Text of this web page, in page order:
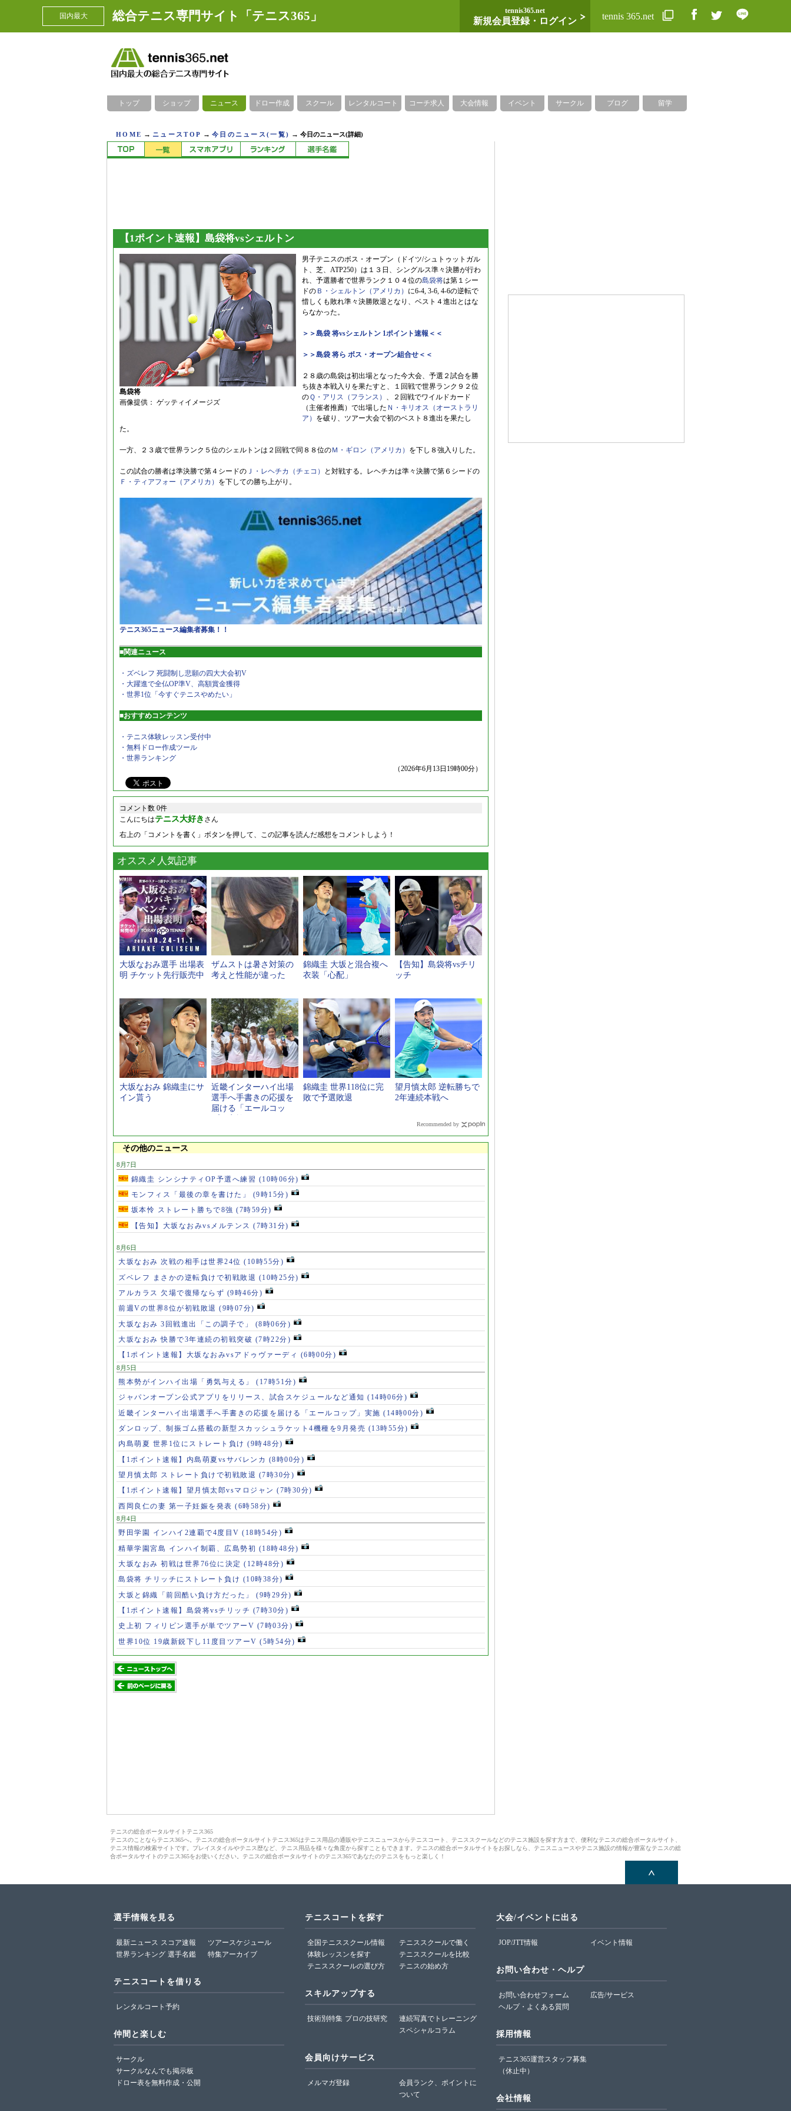
国内最大 総合テニス専門サイト「テニス365」 tennis365.net
新規会員登録・ログイン tennis 365.net
トップ ショップ ニュース ドロー作成 スクール レンタルコート コーチ求人 大会情報 イベント サークル ブログ 留学
HOME → ニュースTOP →今日のニュース(一覧) →今日のニュース(詳細)
【1ポイント速報】島袋将vsシェルトン
島袋将
画像提供： ゲッティイメージズ
男子テニスのボス・オープン（ドイツ/シュトゥットガル
ト、芝、ATP250）は１３日、シングルス準々決勝が行わ
れ、予選勝者で世界ランク１０４位の島袋将は第１シー
ドの Ｂ・シェルトン（アメリカ） に6-4, 3-6, 4-6の逆転で
惜しくも敗れ準々決勝敗退となり、ベスト４進出とはな
らなかった。
＞＞島袋 将vsシェルトン 1ポイント速報＜＜
＞＞島袋 将ら ボス・オープン組合せ＜＜
２８歳の島袋は初出場となった今大会、予選２試合を勝
ち抜き本戦入りを果たすと、１回戦で世界ランク９２位
のＱ・アリス（フランス） 、２回戦でワイルドカード
（主催者推薦）で出場した Ｎ・キリオス（オーストラリ
ア） を破り、ツアー大会で初のベスト８進出を果たし
た。
一方、２３歳で世界ランク５位のシェルトンは２回戦で同８８位のＭ・ギロン（アメリカ） を下し８強入りした。
この試合の勝者は準決勝で第４シードの Ｊ・レヘチカ（チェコ）
と対戦する。レヘチカは準々決勝で第６シードの
Ｆ・ティアフォー（アメリカ） を下しての勝ち上がり。
テニス365ニュース編集者募集！！
■関連ニュース
・ズベレフ 死闘制し悲願の四大大会初V
・大躍進で全仏OP準V、高額賞金獲得
・世界1位「今すぐテニスやめたい」
■おすすめコンテンツ
・テニス体験レッスン受付中
・無料ドロー作成ツール
・世界ランキング
（2026年6月13日19時00分）
コメント数 0件
こんにちはテニス大好き さん
右上の「コメントを書く」ボタンを押して、この記事を読んだ感想をコメントしよう！
オススメ人気記事
大坂なおみ選手 出場表
明 チケット先行販売中
ザムストは暑さ対策の
考えと性能が違った
錦織圭 大坂と混合複へ
衣装「心配」
【告知】島袋将vsチリ
ッチ
大坂なおみ 錦織圭にサ
イン貰う
近畿インターハイ出場
選手へ手書きの応援を
届ける「エールコッ
錦織圭 世界118位に完
敗で予選敗退
望月慎太郎 逆転勝ちで
2年連続本戦へ
Recommended by
その他のニュース
8月7日
錦織圭 シンシナティOP予選へ練習 (10時06分)
モンフィス「最後の章を書けた」 (9時15分)
坂本怜 ストレート勝ちで8強 (7時59分)
【告知】大坂なおみvsメルテンス (7時31分)
8月6日
大坂なおみ 次戦の相手は世界24位 (10時55分)
ズベレフ まさかの逆転負けで初戦敗退 (10時25分)
アルカラス 欠場で復帰ならず (9時46分)
前週Vの世界8位が初戦敗退 (9時07分)
大坂なおみ 3回戦進出「この調子で」 (8時06分)
大坂なおみ 快勝で3年連続の初戦突破 (7時22分)
【1ポイント速報】大坂なおみvsアドゥヴァーディ (6時00分)
8月5日
熊本勢がインハイ出場「勇気与える」 (17時51分)
ジャパンオープン公式アプリをリリース、試合スケジュールなど通知 (14時06分)
近畿インターハイ出場選手へ手書きの応援を届ける「エールコップ」実施 (14時00分)
ダンロップ、制振ゴム搭載の新型スカッシュラケット4機種を9月発売 (13時55分)
内島萌夏 世界1位にストレート負け (9時48分)
【1ポイント速報】内島萌夏vsサバレンカ (8時00分)
望月慎太郎 ストレート負けで初戦敗退 (7時30分)
【1ポイント速報】望月慎太郎vsマロジャン (7時30分)
西岡良仁の妻 第一子妊娠を発表 (6時58分)
8月4日
野田学園 インハイ2連覇で4度目V (18時54分)
精華学園宮島 インハイ制覇、広島勢初 (18時48分)
大坂なおみ 初戦は世界76位に決定 (12時48分)
島袋将 チリッチにストレート負け (10時38分)
大坂と錦織「前回酷い負け方だった」 (9時29分)
【1ポイント速報】島袋将vsチリッチ (7時30分)
史上初 フィリピン選手が単でツアーV (7時03分)
世界10位 19歳新鋭下し11度目ツアーV (5時54分)
テニスの総合ポータルサイトテニス365
テニスのことならテニス365へ。テニスの総合ポータルサイトテニス365はテニス用品の通販やテニスニュースからテニスコート、テニススクールなどのテニス施設を探す方まで、便利なテニスの総合ポータルサイト、
テニス情報の検索サイトです。プレイスタイルやテニス歴など、テニス用品を様々な角度から探すこともできます。テニスの総合ポータルサイトをお探しなら、テニスニュースやテニス施設の情報が豊富なテニスの総
合ポータルサイトのテニス365をお使いください。テニスの総合ポータルサイトのテニス365であなたのテニスをもっと楽しく！
選手情報を見る
最新ニュース スコア速報
世界ランキング 選手名鑑
ツアースケジュール
特集アーカイブ
テニスコートを借りる
レンタルコート予約
仲間と楽しむ
サークル
サークルなんでも掲示板
ドロー表を無料作成・公開
テニスコートを探す
全国テニススクール情報
体験レッスンを探す
テニススクールの選び方
テニススクールで働く
テニススクールを比較
テニスの始め方
スキルアップする
技術別特集 プロの技研究
連続写真でトレーニング
スペシャルコラム
会員向けサービス
メルマガ登録
会員ランク、ポイントに
ついて
大会/イベントに出る
JOP/JTT情報 イベント情報
お問い合わせ・ヘルプ
お問い合わせフォーム
ヘルプ・よくある質問
広告/サービス
採用情報
テニス365運営スタッフ募集
（休止中）
会社情報